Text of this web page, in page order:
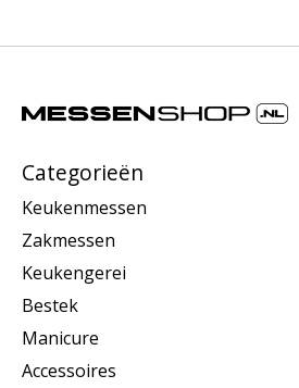
Categorieën
Keukenmessen
Zakmessen
Keukengerei
Bestek
Manicure
Accessoires